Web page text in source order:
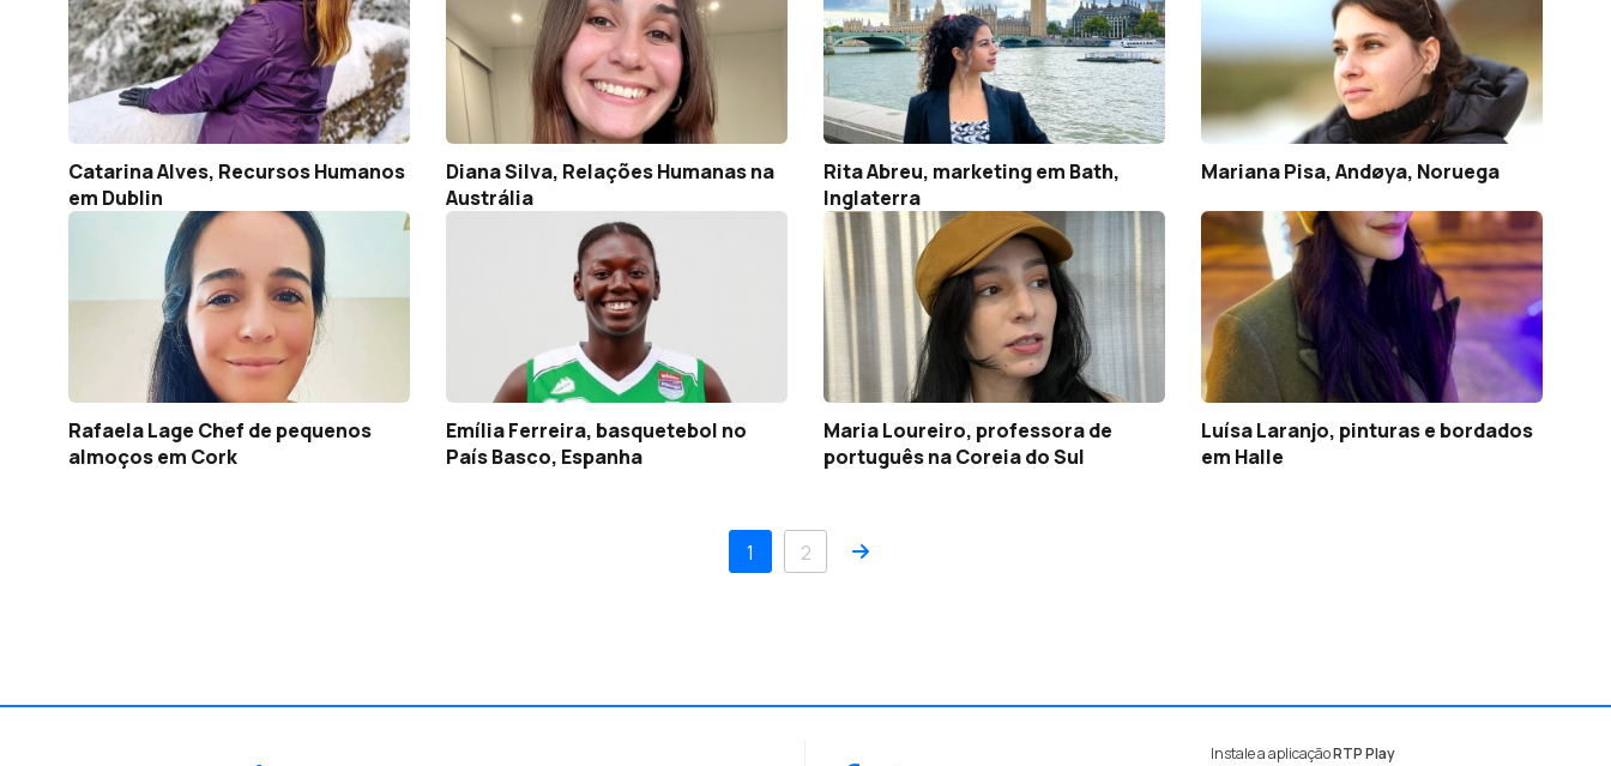
Catarina Alves, Recursos Humanos
em Dublin
Diana Silva, Relações Humanas na
Austrália
Rita Abreu, marketing em Bath,
Inglaterra
Mariana Pisa, Andøya, Noruega
Rafaela Lage Chef de pequenos
almoços em Cork
Emília Ferreira, basquetebol no
País Basco, Espanha
Maria Loureiro, professora de
português na Coreia do Sul
Luísa Laranjo, pinturas e bordados
em Halle
1 2 Próximo
Instale a aplicaçãoRTP Play